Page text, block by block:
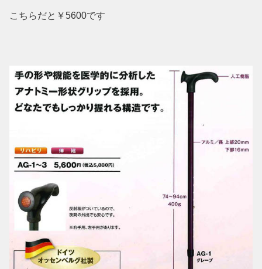
こちらだと￥5600です